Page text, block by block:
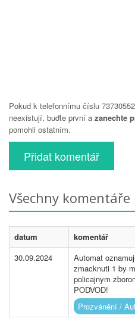
Pokud k telefonnímu číslu
neexistují, buďte první a zanechte
pomohli ostatním.
Přidat komentář
Všechny
datum
komentář
30.09.2024
Automat
zmacknuti 1 by
policajnym
PODVOD!
Prozvánění /